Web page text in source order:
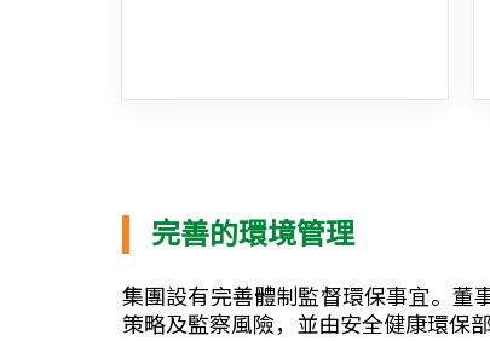
完善的環境管理
集團設有完善體制監督環保事宜。董
策略及監察風險，並由安全健康環保